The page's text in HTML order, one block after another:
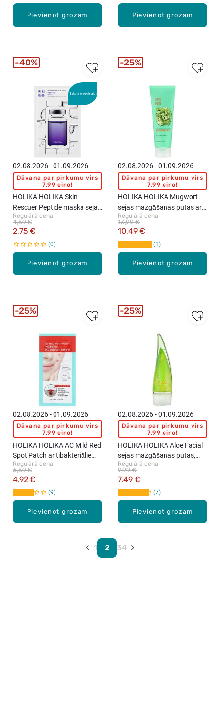
Pievienot grozam Pievienot grozam
Tikai e-veikalā
Pievienot grozam
02.08.2026 - 01.09.2026
Dāvana par pirkumu virs
7,99 eiro!
HOLIKA HOLIKA Skin
Rescuer Peptide maska sejai,
20ml
Regulārā cena
2,75 €
4,59 €
0
40%
Pievienot grozam
02.08.2026 - 01.09.2026
Dāvana par pirkumu virs
7,99 eiro!
HOLIKA HOLIKA Mugwort
sejas mazgāšanas putas ar
vērmeles ekstraktu, 150ml
Regulārā cena
10,49 €
13,99 €
1
25%
Pievienot grozam
02.08.2026 - 01.09.2026
Dāvana par pirkumu virs
7,99 eiro!
HOLIKA HOLIKA AC Mild Red
Spot Patch antibakteriālie
plāksteri (patči) punktveida
iekaisumu ārstēšanai,
Regulārā cena
4,92 €
6,59 €
9
25%
Pievienot grozam
02.08.2026 - 01.09.2026
Dāvana par pirkumu virs
7,99 eiro!
HOLIKA HOLIKA Aloe Facial
sejas mazgāšanas putas,
150ml
Regulārā cena
7,49 €
9,99 €
7
25%
1 2 34